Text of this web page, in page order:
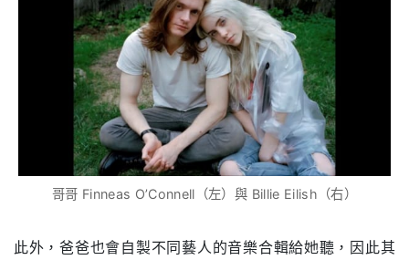
哥哥 Finneas O’Connell（左）與 Billie Eilish（右）
此外，爸爸也會自製不同藝人的音樂合輯給她聽，因此其